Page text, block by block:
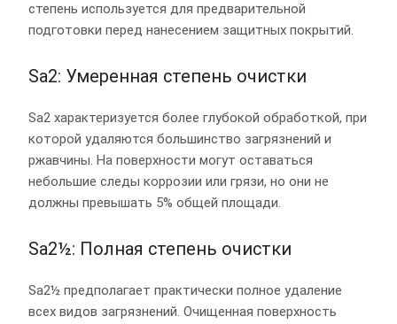
степень используется для предварительной
подготовки перед нанесением защитных покрытий.
Sa2: Умеренная степень очистки
Sa2 характеризуется более глубокой обработкой, при
которой удаляются большинство загрязнений и
ржавчины. На поверхности могут оставаться
небольшие следы коррозии или грязи, но они не
должны превышать 5% общей площади.
Sa2½: Полная степень очистки
Sa2½ предполагает практически полное удаление
всех видов загрязнений. Очищенная поверхность